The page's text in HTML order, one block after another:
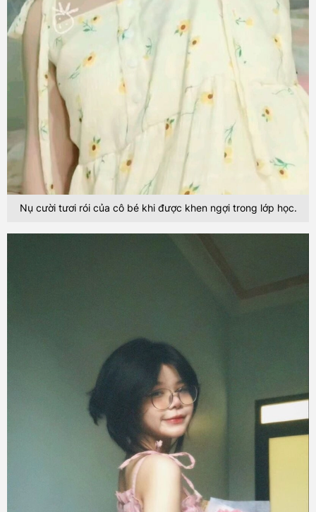
Nụ cười tươi rói của cô bé khi được khen ngợi trong lớp học.